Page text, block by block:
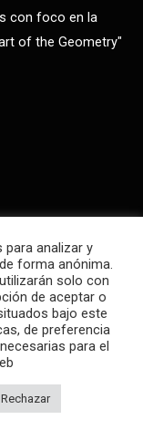
con foco en la
of the Geometry"
Webhoy
analizar y
forma anónima.
solo con
de aceptar o
bajo este
de preferencia
para el
Rechazar